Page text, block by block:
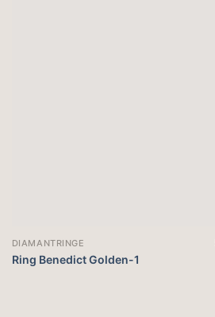
DIAMANTRINGE
Ring Benedict Golden-1